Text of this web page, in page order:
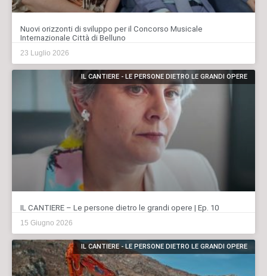
Nuovi orizzonti di sviluppo per il Concorso Musicale
Internazionale Città di Belluno
23 Luglio 2026
IL CANTIERE - LE PERSONE DIETRO LE GRANDI OPERE
IL CANTIERE – Le persone dietro le grandi opere | Ep. 10
15 Giugno 2026
IL CANTIERE - LE PERSONE DIETRO LE GRANDI OPERE